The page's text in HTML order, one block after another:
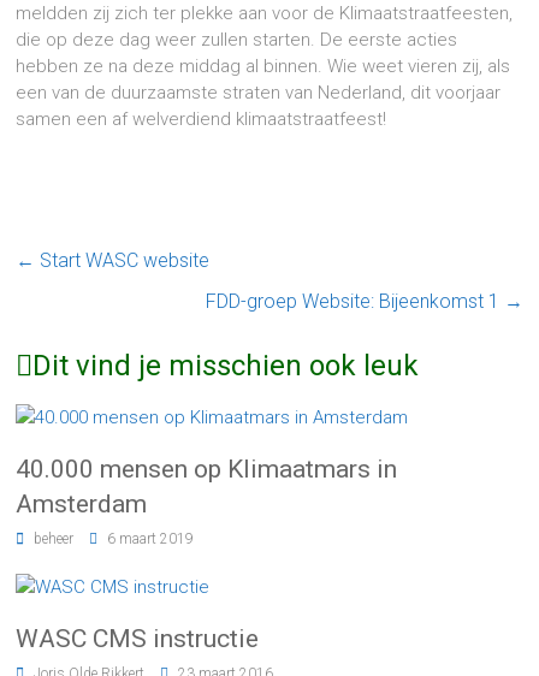
meldden zij zich ter plekke aan voor de Klimaatstraatfeesten,
die op deze dag weer zullen starten. De eerste acties
hebben ze na deze middag al binnen. Wie weet vieren zij, als
een van de duurzaamste straten van Nederland, dit voorjaar
samen een af welverdiend klimaatstraatfeest!
← Start WASC website
FDD-groep Website: Bijeenkomst 1 →
Dit vind je misschien ook leuk
40.000 mensen op Klimaatmars in
Amsterdam
beheer 6 maart 2019
WASC CMS instructie